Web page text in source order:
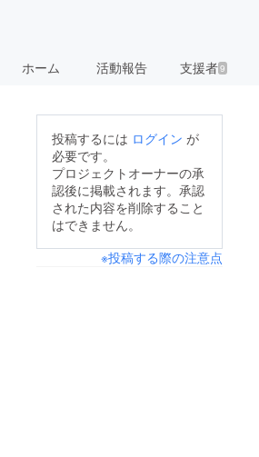
ホーム 活動報告 支援者9
投稿するには ログイン が
必要です。
プロジェクトオーナーの承
認後に掲載されます。承認
された内容を削除すること
はできません。
※投稿する際の注意点